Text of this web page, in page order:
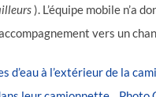
). L’équipe mobile n’a
vers un